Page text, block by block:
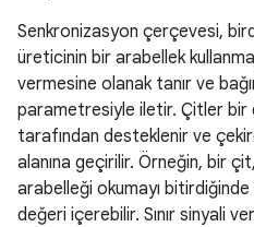
Senkronizasyon çerçevesi,
üreticinin bir arabellek
vermesine olanak tanır ve
parametresiyle iletir. Çitler bir
tarafından desteklenir ve
alanına geçirilir. Örneğin, bir
arabelleği okumayı
değeri içerebilir. Sınır sinyali